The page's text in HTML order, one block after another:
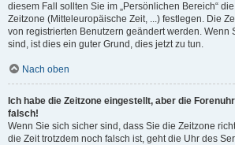
diesem Fall sollten Sie im „Persönlichen Bereich“
Zeitzone (Mitteleuropäische Zeit, ...) festlegen. Die
von registrierten Benutzern geändert werden. Wenn
sind, ist dies ein guter Grund, dies jetzt zu tun.
Nach oben
Ich habe die Zeitzone eingestellt, aber die
falsch!
Wenn Sie sich sicher sind, dass Sie die Zeitzone
die Zeit trotzdem noch falsch ist, geht die Uhr des